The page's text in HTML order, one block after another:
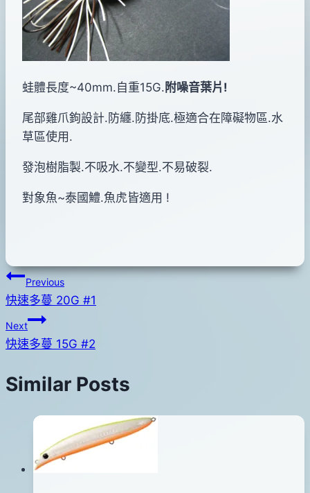
日
蛙體長度~40mm.自重15G. 附噪音葉片!
尾部雞爪鉤設計.防纏.防掛底.極適合在障礙物區.水
草區使用.
發泡樹脂製.不吸水.不變型.不易破裂.
對象魚~泰國鱧.魚虎皆適用 !
文
章
導
Previous
快速多蔓 20G #1
Next
快速多蔓 15G #2
Similar Posts